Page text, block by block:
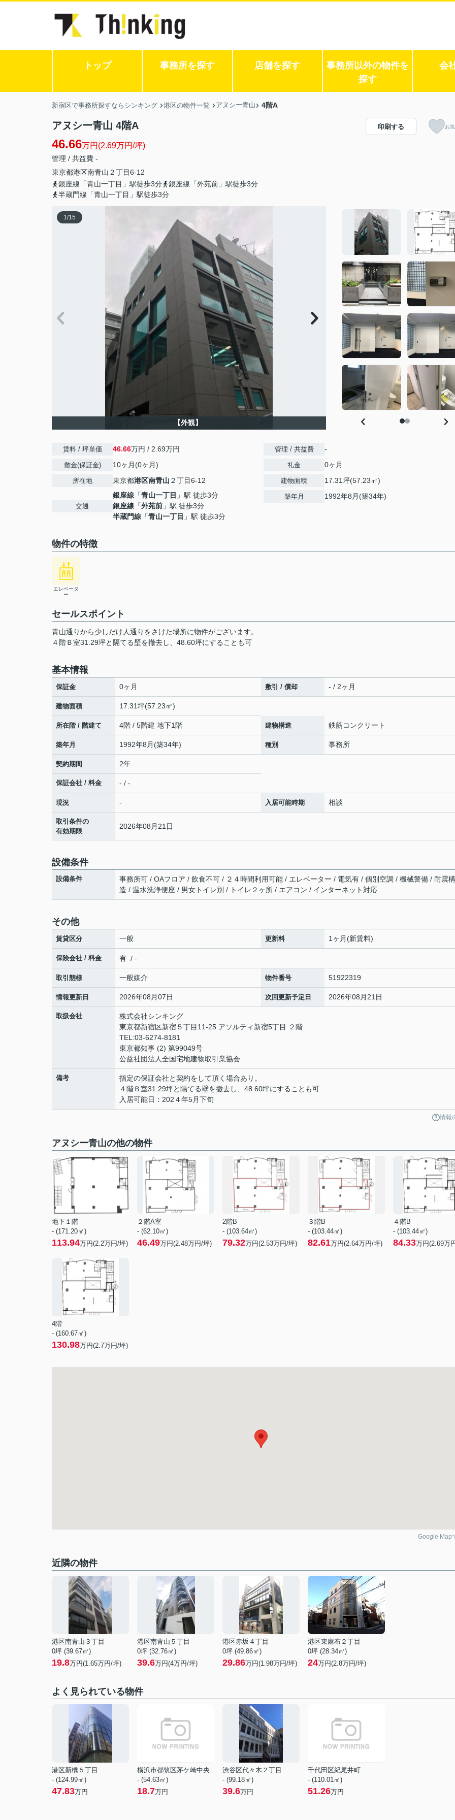
トップ 事務所を探す 店舗を探す
事務所以外の物件を
探す
会
新宿区で事務所探すならシンキング 港区の物件一覧 アヌシー青山 4階A
アヌシー青山 4階A
46.66万円(2.69万円/坪)
管理 / 共益費 -
東京都港区南青山 ２丁目6-12
銀座線「青山一丁目」駅徒歩3分
銀座線「外苑前」駅徒歩3分
半蔵門線「青山一丁目」駅徒歩3分
印刷する お
1/15
【外観】
賃料 / 坪単価 46.66万円 / 2.69万円
敷金(保証金) 10ヶ月(0ヶ月)
所在地 東京都港区南青山 ２丁目6-12
交通
銀座線 「青山一丁目 」駅 徒歩3分
銀座線 「外苑前 」駅 徒歩3分
半蔵門線 「青山一丁目 」駅 徒歩3分
管理 / 共益費 -
礼金 0ヶ月
建物面積 17.31坪(57.23㎡)
築年月 1992年8月(築34年)
物件の特徴
エレベータ
ー
セールスポイント
青山通りから少しだけ人通りをさけた場所に物件がございます。
４階Ｂ室31.29坪と隔てる壁を撤去し、48.60坪にすることも可
基本情報
保証金 0ヶ月 敷引 / 償却 - / 2ヶ月
建物面積 17.31坪(57.23㎡)
所在階 / 階建て 4階 / 5階建 地下1階 建物構造 鉄筋コンクリート
築年月 1992年8月(築34年) 種別 事務所
契約期間 2年
保証会社 / 料金 - / -
現況 - 入居可能時期 相談
取引条件の
有効期限
2026年08月21日
設備条件
設備条件
事務所可 / OAフロア / 飲食不可 / ２４時間利用可能 / エレベーター / 電気有 / 個別空調 / 機械警備 / 耐震構
造 / 温水洗浄便座 / 男女トイレ別 / トイレ２ヶ所 / エアコン / インターネット対応
その他
賃貸区分 一般 更新料 1ヶ月(新賃料)
保険会社 / 料金 有 / -
取引態様 一般媒介 物件番号 51922319
情報更新日 2026年08月07日 次回更新予定日 2026年08月21日
取扱会社
株式会社シンキング
東京都新宿区新宿５丁目11-25 アソルティ新宿5丁目 ２階
TEL:03-6274-8181
東京都知事 (2) 第99049号
公益社団法人全国宅地建物取引業協会
備考
指定の保証会社と契約をして頂く場合あり。
４階Ｂ室31.29坪と隔てる壁を撤去し、48.60坪にすることも可
入居可能日：202４年5月下旬
情報
アヌシー青山の他の物件
地下１階
- (171.20㎡)
113.94万円(2.2万円/坪)
２階A室
- (62.10㎡)
46.49万円(2.48万円/坪)
2階B
- (103.64㎡)
79.32万円(2.53万円/坪)
３階B
- (103.44㎡)
82.61万円(2.64万円/坪)
４階B
- (103.44㎡)
84.33万円(2.69万
4階
- (160.67㎡)
130.98万円(2.7万円/坪)
Google Map
近隣の物件
港区南青山３丁目
0坪 (39.67㎡)
19.8万円(1.65万円/坪)
港区南青山５丁目
0坪 (32.76㎡)
39.6万円(4万円/坪)
港区赤坂４丁目
0坪 (49.86㎡)
29.86万円(1.98万円/坪)
港区東麻布２丁目
0坪 (28.34㎡)
24万円(2.8万円/坪)
よく見られている物件
港区新橋５丁目
- (124.99㎡)
47.83万円
横浜市都筑区茅ケ崎中央
- (54.63㎡)
18.7万円
渋谷区代々木２丁目
- (99.18㎡)
39.6万円
千代田区紀尾井町
- (110.01㎡)
51.26万円